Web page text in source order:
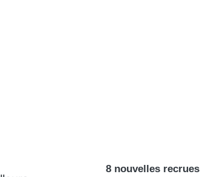
8 nouvelles recrues